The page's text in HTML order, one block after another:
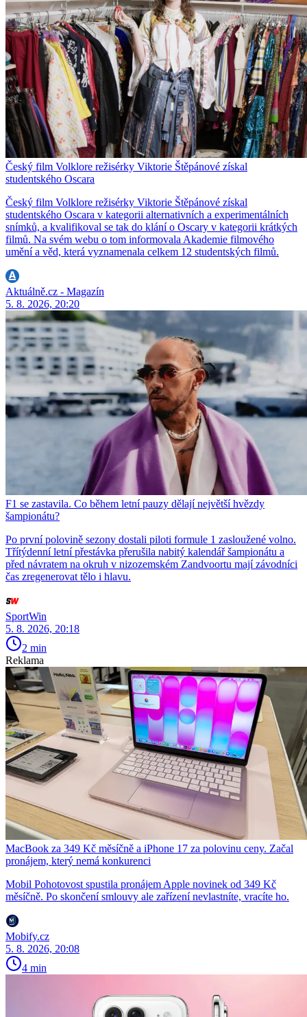
Český film Volklore režisérky Viktorie Štěpánové získal
studentského Oscara
Český film Volklore režisérky Viktorie Štěpánové získal
studentského Oscara v kategorii alternativních a experimentálních
snímků, a kvalifikoval se tak do klání o Oscary v kategorii krátkých
filmů. Na svém webu o tom informovala Akademie filmového
umění a věd, která vyznamenala celkem 12 studentských filmů.
Aktuálně.cz - Magazín
5. 8. 2026, 20:20
F1 se zastavila. Co během letní pauzy dělají největší hvězdy
šampionátu?
Po první polovině sezony dostali piloti formule 1 zasloužené volno.
Třítýdenní letní přestávka přerušila nabitý kalendář šampionátu a
před návratem na okruh v nizozemském Zandvoortu mají závodníci
čas zregenerovat tělo i hlavu.
SportWin
5. 8. 2026, 20:18
2 min
Reklama
MacBook za 349 Kč měsíčně a iPhone 17 za polovinu ceny. Začal
pronájem, který nemá konkurenci
Mobil Pohotovost spustila pronájem Apple novinek od 349 Kč
měsíčně. Po skončení smlouvy ale zařízení nevlastníte, vracíte ho.
Mobify.cz
5. 8. 2026, 20:08
4 min